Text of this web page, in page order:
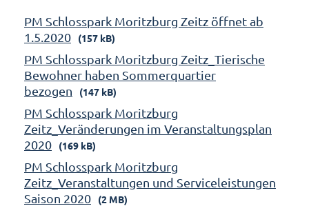
PM Schlosspark Moritzburg Zeitz öffnet ab
1.5.2020
(157 kB)
PM Schlosspark Moritzburg Zeitz_Tierische
Bewohner haben Sommerquartier
bezogen
(147 kB)
PM Schlosspark Moritzburg
Zeitz_Veränderungen im Veranstaltungsplan
2020
(169 kB)
PM Schlosspark Moritzburg
Zeitz_Veranstaltungen und Serviceleistungen
Saison 2020
(2 MB)